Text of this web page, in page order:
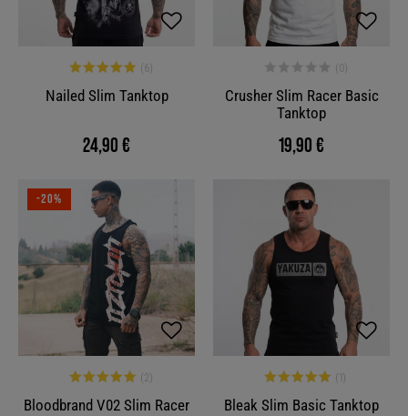
Nailed Slim Tanktop
24,90 €
Crusher Slim Racer Basic
Tanktop
19,90 €
-20%
Bloodbrand V02 Slim Racer
Bleak Slim Basic Tanktop